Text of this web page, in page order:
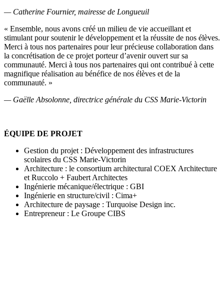
— Catherine Fournier, mairesse de Longueuil
« Ensemble, nous avons créé un milieu de vie accueillant et
stimulant pour soutenir le développement et la réussite de nos élèves.
Merci à tous nos partenaires pour leur précieuse collaboration dans
la concrétisation de ce projet porteur d’avenir ouvert sur sa
communauté. Merci à tous nos partenaires qui ont contribué à cette
magnifique réalisation au bénéfice de nos élèves et de la
communauté. »
— Gaëlle Absolonne, directrice générale du CSS Marie-Victorin
ÉQUIPE DE PROJET
Gestion du projet : Développement des infrastructures
scolaires du CSS Marie-Victorin
Architecture : le consortium architectural COEX Architecture
et Ruccolo + Faubert Architectes
Ingénierie mécanique/électrique : GBI
Ingénierie en structure/civil : Cima+
Architecture de paysage : Turquoise Design inc.
Entrepreneur : Le Groupe CIBS